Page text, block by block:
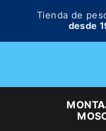
Tienda de
desde